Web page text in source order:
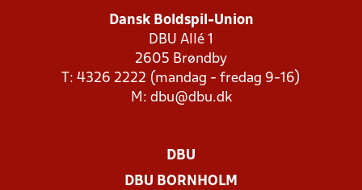
Dansk Boldspil-Union
DBU Allé 1
2605 Brøndby
T: 4326 2222 (mandag - fredag 9-16)
M: dbu@dbu.dk
DBU
DBU BORNHOLM